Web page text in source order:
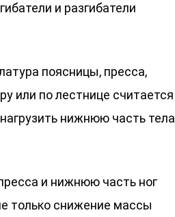
и разгибатели
поясницы, пресса,
или по лестнице считается
нижнюю часть тела
и нижнюю часть ног
только снижение массы